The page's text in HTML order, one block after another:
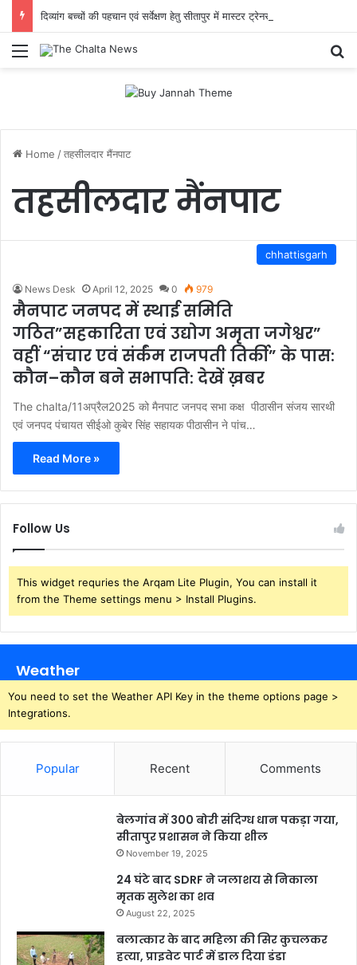
Menu
Home /तहसीलदार मैंनपाट
तहसीलदार मैंनपाट
chhattisgarh
News Desk April 12, 2025 0 979
मैनपाट जनपद में स्थाई समिति
गठित”सहकारिता एवं उद्योग अमृता जगेश्वर”
वहीं “संचार एवं संर्कंम राजपती तिर्की” के पास:
कौन–कौन बने सभापति: देखें ख़बर
The chalta/11अप्रैल2025 को मैनपाट जनपद सभा कक्ष पीठासीन संजय सारथी
एवं जनपद पंचायत सीईओ कुबेर सिंह सहायक पीठासीन ने पांच…
Read More »
Follow Us
This widget requries the Arqam Lite Plugin, You can install it
from the Theme settings menu > Install Plugins.
Weather
You need to set the Weather API Key in the theme options page >
Integrations.
Popular Recent Comments
बेलगांव में 300 बोरी संदिग्ध धान पकड़ा गया,
सीतापुर प्रशासन ने किया शील
November 19, 2025
24 घंटे बाद SDRF ने जलाशय से निकाला
मृतक सुलेश का शव
August 22, 2025
बलात्कार के बाद महिला की सिर कुचलकर
हत्या, प्राइवेट पार्ट में डाल दिया डंडा